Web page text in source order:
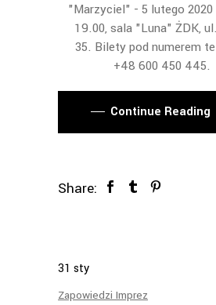
"Marzyciel" - 5 lutego
19.00, sala "Luna" ŻDK,
35. Bilety pod numerem
+48 600 450 445.
Continue Reading
Share:
31 sty
Zapowiedzi Imprez